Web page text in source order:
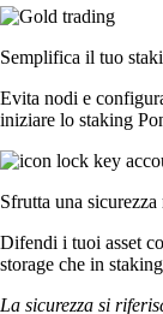
Semplifica il tuo
Evita nodi e
iniziare lo staking
Sfrutta una
Difendi i tuoi asset
storage che in
La sicurezza si